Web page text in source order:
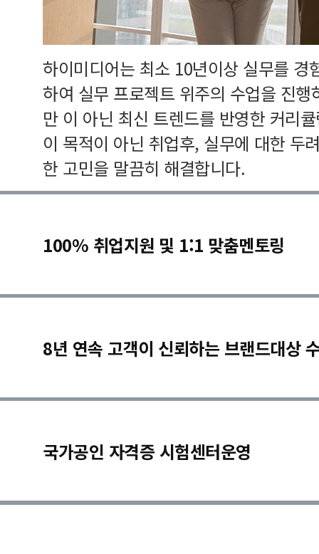
하이미디어는 최소 10년이상 실무를 경
하여 실무 프로젝트 위주의 수업을 진
만 이 아닌 최신 트렌드를 반영한 커리
이 목적이 아닌 취업후, 실무에 대한 두
한 고민을 말끔히 해결합니다.
100% 취업지원 및 1:1 맞춤멘토링
8년 연속 고객이 신뢰하는 브랜드대상
국가공인 자격증 시험센터운영